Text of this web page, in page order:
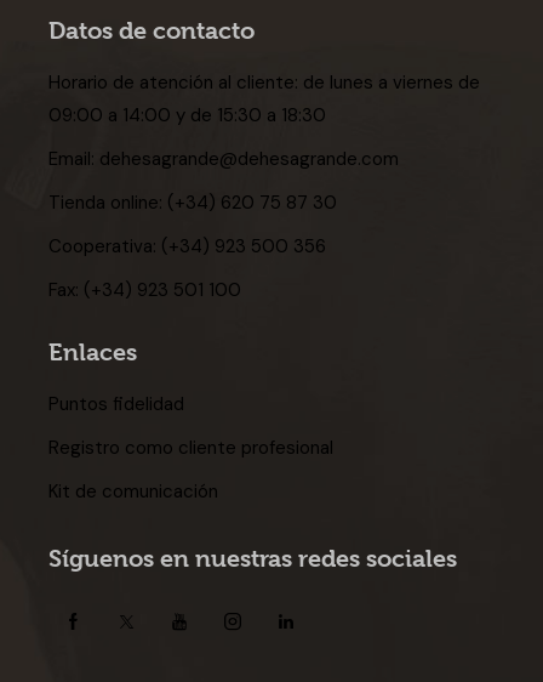
Datos de contacto
Horario de atención al cliente: de lunes a viernes de
09:00 a 14:00 y de 15:30 a 18:30
Email: dehesagrande@dehesagrande.com
Tienda online: (+34) 620 75 87 30
Cooperativa: (+34) 923 500 356
Fax: (+34) 923 501 100
Enlaces
Puntos fidelidad
Registro como cliente profesional
Kit de comunicación
Síguenos en nuestras redes sociales